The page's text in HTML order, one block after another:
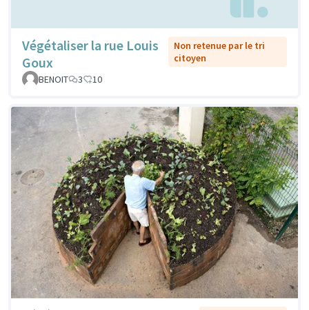
Végétaliser la rue Louis
Goux
Non retenue par le tri
citoyen
BENOIT
3 10